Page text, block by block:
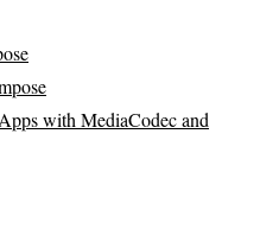
with MediaCodec and